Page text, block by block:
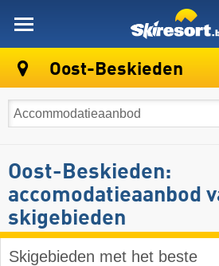
Oost-Beskieden
Oost-Beskieden:
accomodatieaanbod
skigebieden
Skigebieden met het beste